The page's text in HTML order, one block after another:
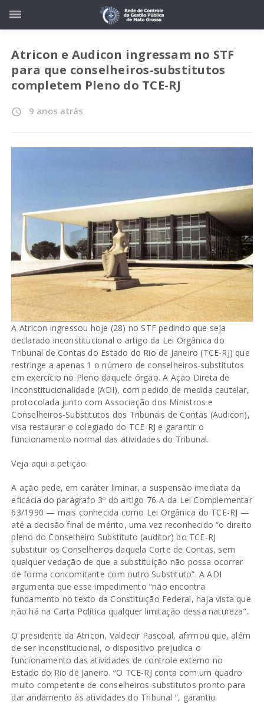
Atricon e Audicon ingressam no STF
para que conselheiros-substitutos
completem Pleno do TCE-RJ
access_time 9 anos atrás
A Atricon ingressou hoje (28) no STF pedindo que seja
declarado inconstitucional o artigo da Lei Orgânica do
Tribunal de Contas do Estado do Rio de Janeiro (TCE-RJ) que
restringe a apenas 1 o número de conselheiros-substitutos
em exercício no Pleno daquele órgão. A Ação Direta de
Inconstitucionalidade (ADI), com pedido de medida cautelar,
protocolada junto com Associação dos Ministros e
Conselheiros-Substitutos dos Tribunais de Contas (Audicon),
visa restaurar o colegiado do TCE-RJ e garantir o
funcionamento normal das atividades do Tribunal.
Veja aqui a petição.
A ação pede, em caráter liminar, a suspensão imediata da
eficácia do parágrafo 3º do artigo 76-A da Lei Complementar
63/1990 — mais conhecida como Lei Orgânica do TCE-RJ —
até a decisão final de mérito, uma vez reconhecido “o direito
pleno do Conselheiro Substituto (auditor) do TCE-RJ
substituir os Conselheiros daquela Corte de Contas, sem
qualquer vedação de que a substituição não possa ocorrer
de forma concomitante com outro Substituto”. A ADI
argumenta que esse impedimento “não encontra
fundamento no texto da Constituição Federal, haja vista que
não há na Carta Política qualquer limitação dessa natureza”.
O presidente da Atricon, Valdecir Pascoal, afirmou que, além
de ser inconstitucional, o dispositivo prejudica o
funcionamento das atividades de controle externo no
Estado do Rio de Janeiro. “O TCE-RJ conta com um quadro
muito competente de conselheiros-substitutos pronto para
dar andamento às atividades do Tribunal ”, garantiu.